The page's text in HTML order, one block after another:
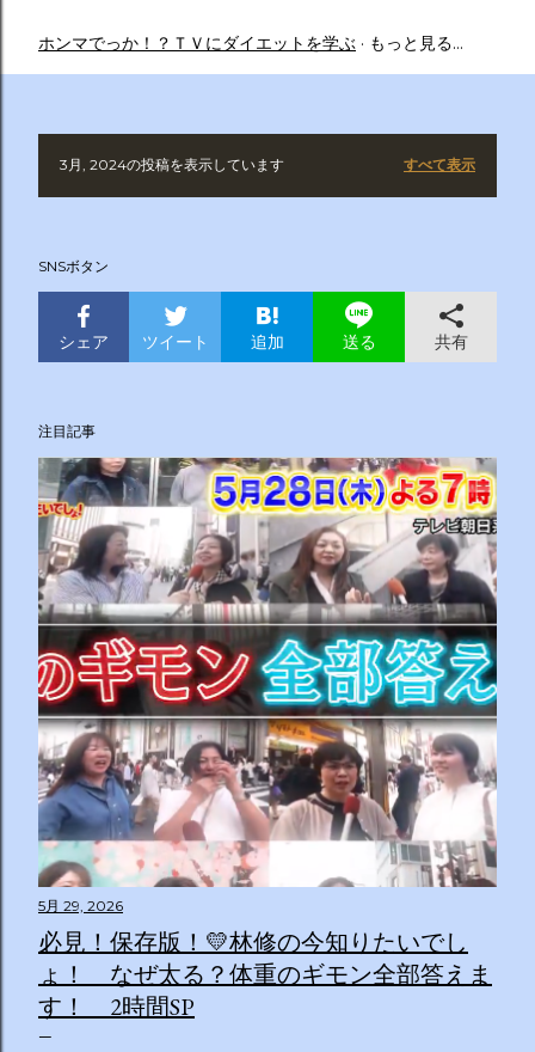
ホンマでっか！？ＴＶにダイエットを学ぶ もっと見る…
投3月, 2024の投稿を表示しています すべて表示
SNSボタン
シェア ツイート 追加 送る 共有
注目記事
5月 29, 2026
必見！保存版！💛林修の今知りたいでし
ょ！ なぜ太る？体重のギモン全部答えま
す！ 2時間SP